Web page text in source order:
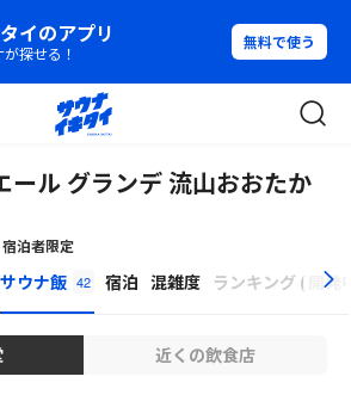
イのアプリ
探せる！
無料で使う
ール グランデ 流山おおたか
宿泊者限定
サウナ飯 42 宿泊 混雑度 ランキング ( 開発
近くの飲食店